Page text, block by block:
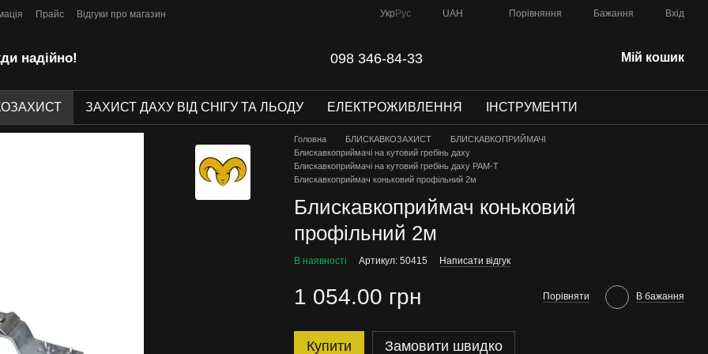
Прайс
Відгуки про магазин
Укр Рус UAH Порівняння Бажання Вхід
надійно! 098 346-84-33 Мій кошик
ЗАХИСТ ДАХУ ВІД СНІГУ ТА ЛЬОДУ ЕЛЕКТРОЖИВЛЕННЯ ІНСТРУМЕНТИ
Головна БЛИСКАВКОЗАХИСТ
БЛИСКАВКОПРИЙМАЧІ
Блискавкоприймачі на кутовий гребінь даху
Блискавкоприймачі на кутовий гребінь даху РАМ-Т
Блискавкоприймач коньковий профільний 2м
Блискавкоприймач коньковий
профільний 2м
В наявності Артикул: 50415 Написати відгук
1 054.00 грн Порівняти В бажання
Купити Замовити швидко